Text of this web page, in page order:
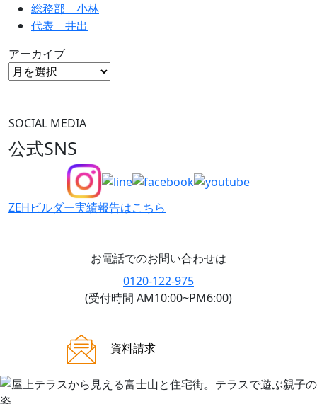
総務部 小林
代表 井出
アーカイブ
SOCIAL MEDIA
公式SNS
ZEHビルダー実績報告はこちら
お電話でのお問い合わせは
0120-122-975
(受付時間 AM10:00~PM6:00)
資料請求